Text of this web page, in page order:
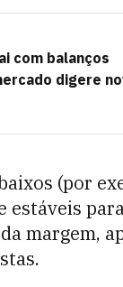
com balanços
digere
(por
margem,